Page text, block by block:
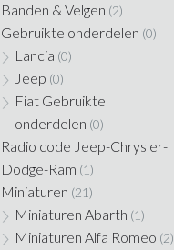
Banden & Velgen (2)
Gebruikte onderdelen (0)
Lancia (0)
Jeep (0)
Fiat Gebruikte
onderdelen (0)
Radio code Jeep-Chrysler-
Dodge-Ram (1)
Miniaturen (21)
Miniaturen Abarth (1)
Miniaturen Alfa Romeo (2)